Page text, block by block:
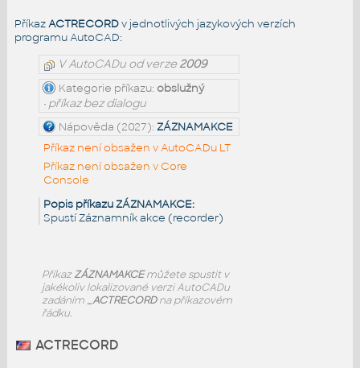
PříkazACTRECORDv jednotlivých jazykových verzích
programu AutoCAD:
V AutoCADu od verze2009
Kategorie příkazu: obslužný
• příkaz bez dialogu
Nápověda (2027): ZÁZNAMAKCE
Příkaz není obsažen v AutoCADu LT
Příkaz není obsažen v Core
Console
Popis příkazu ZÁZNAMAKCE:
Spustí Záznamník akce (recorder)
PříkazZÁZNAMAKCEmůžete spustit v
jakékoliv lokalizované verzi AutoCADu
zadáním _ACTRECORDna příkazovém
řádku.
ACTRECORD